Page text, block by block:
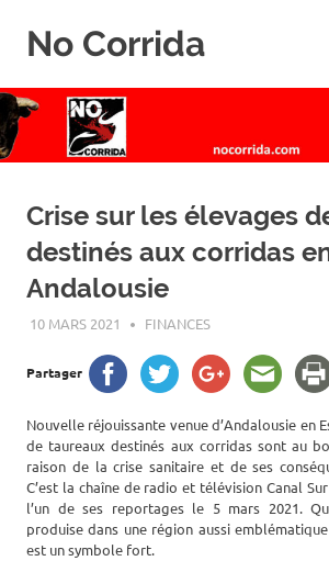
No Corrida
de
la
corrida
Crise sur les élevages
destinés aux corridas
Andalousie
10 MARS 2021 ROGER LAHANA
FINANCES
Partager
Nouvelle réjouissante venue d’Andalousie en
de taureaux destinés aux corridas sont au
raison de la crise sanitaire et de ses
C’est la chaîne de radio et télévision Canal
l’un de ses reportages le 5 mars 2021.
produise dans une région aussi
est un symbole fort.